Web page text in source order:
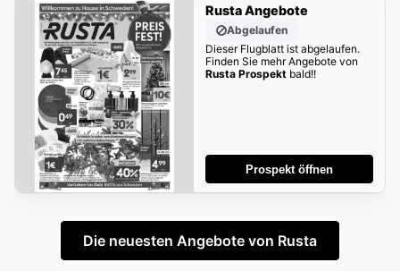
Rusta Angebote
Abgelaufen
Dieser Flugblatt ist abgelaufen.
Finden Sie mehr Angebote von
Rusta Prospektbald!!
Prospekt öffnen
Die neuesten Angebote von Rusta